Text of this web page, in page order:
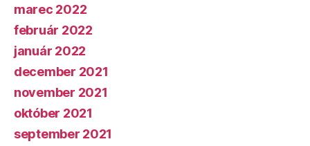
marec 2022
február 2022
január 2022
december 2021
november 2021
október 2021
september 2021